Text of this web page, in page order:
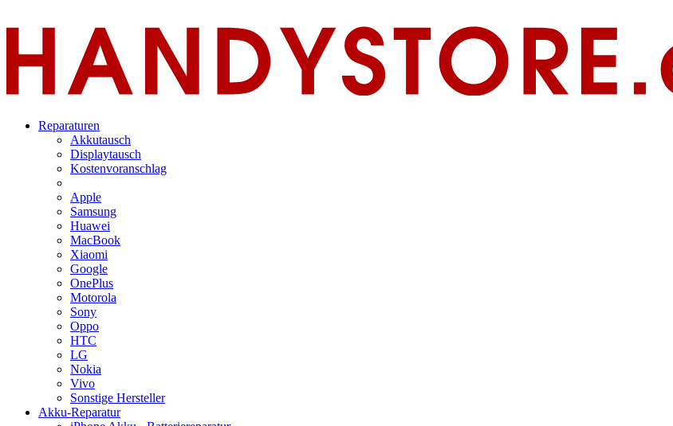
Reparaturen
Akkutausch
Displaytausch
Kostenvoranschlag
Apple
Samsung
Huawei
MacBook
Xiaomi
Google
OnePlus
Motorola
Sony
Oppo
HTC
LG
Nokia
Vivo
Sonstige Hersteller
Akku-Reparatur